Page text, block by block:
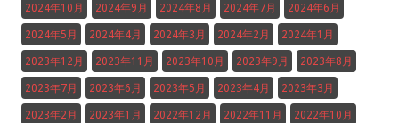
2024年10月 2024年9月 2024年8月 2024年7月 2024年6月
2024年5月 2024年4月 2024年3月 2024年2月 2024年1月
2023年12月 2023年11月 2023年10月 2023年9月 2023年8月
2023年7月 2023年6月 2023年5月 2023年4月 2023年3月
2023年2月 2023年1月 2022年12月 2022年11月 2022年10月